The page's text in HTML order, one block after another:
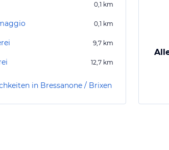
0,1 km
0,1 km
9,7 km
12,7 km
in Bressanone / Brixen